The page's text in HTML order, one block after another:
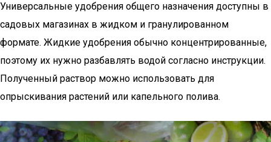
Универсальные удобрения общего назначения доступны в
садовых магазинах в жидком и гранулированном
формате. Жидкие удобрения обычно концентрированные,
поэтому их нужно разбавлять водой согласно инструкции.
Полученный раствор можно использовать для
опрыскивания растений или капельного полива.